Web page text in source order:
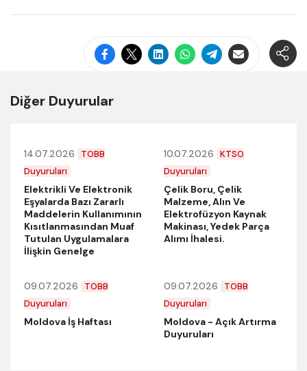
Diğer Duyurular
14.07.2026
TOBB
Duyuruları
Elektrikli Ve Elektronik
Eşyalarda Bazı Zararlı
Maddelerin Kullanımının
Kısıtlanmasından Muaf
Tutulan Uygulamalara
İlişkin Genelge
10.07.2026 KTSO
Duyuruları
Çelik Boru, Çelik
Malzeme, Alın Ve
Elektrofüzyon Kaynak
Makinası, Yedek Parça
Alımı İhalesi.
09.07.2026
TOBB
Duyuruları
Moldova İş Haftası
09.07.2026
TOBB
Duyuruları
Moldova - Açık Artırma
Duyuruları